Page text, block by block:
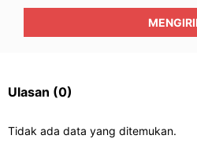
Ulasan (0)
Tidak ada data yang ditemukan.